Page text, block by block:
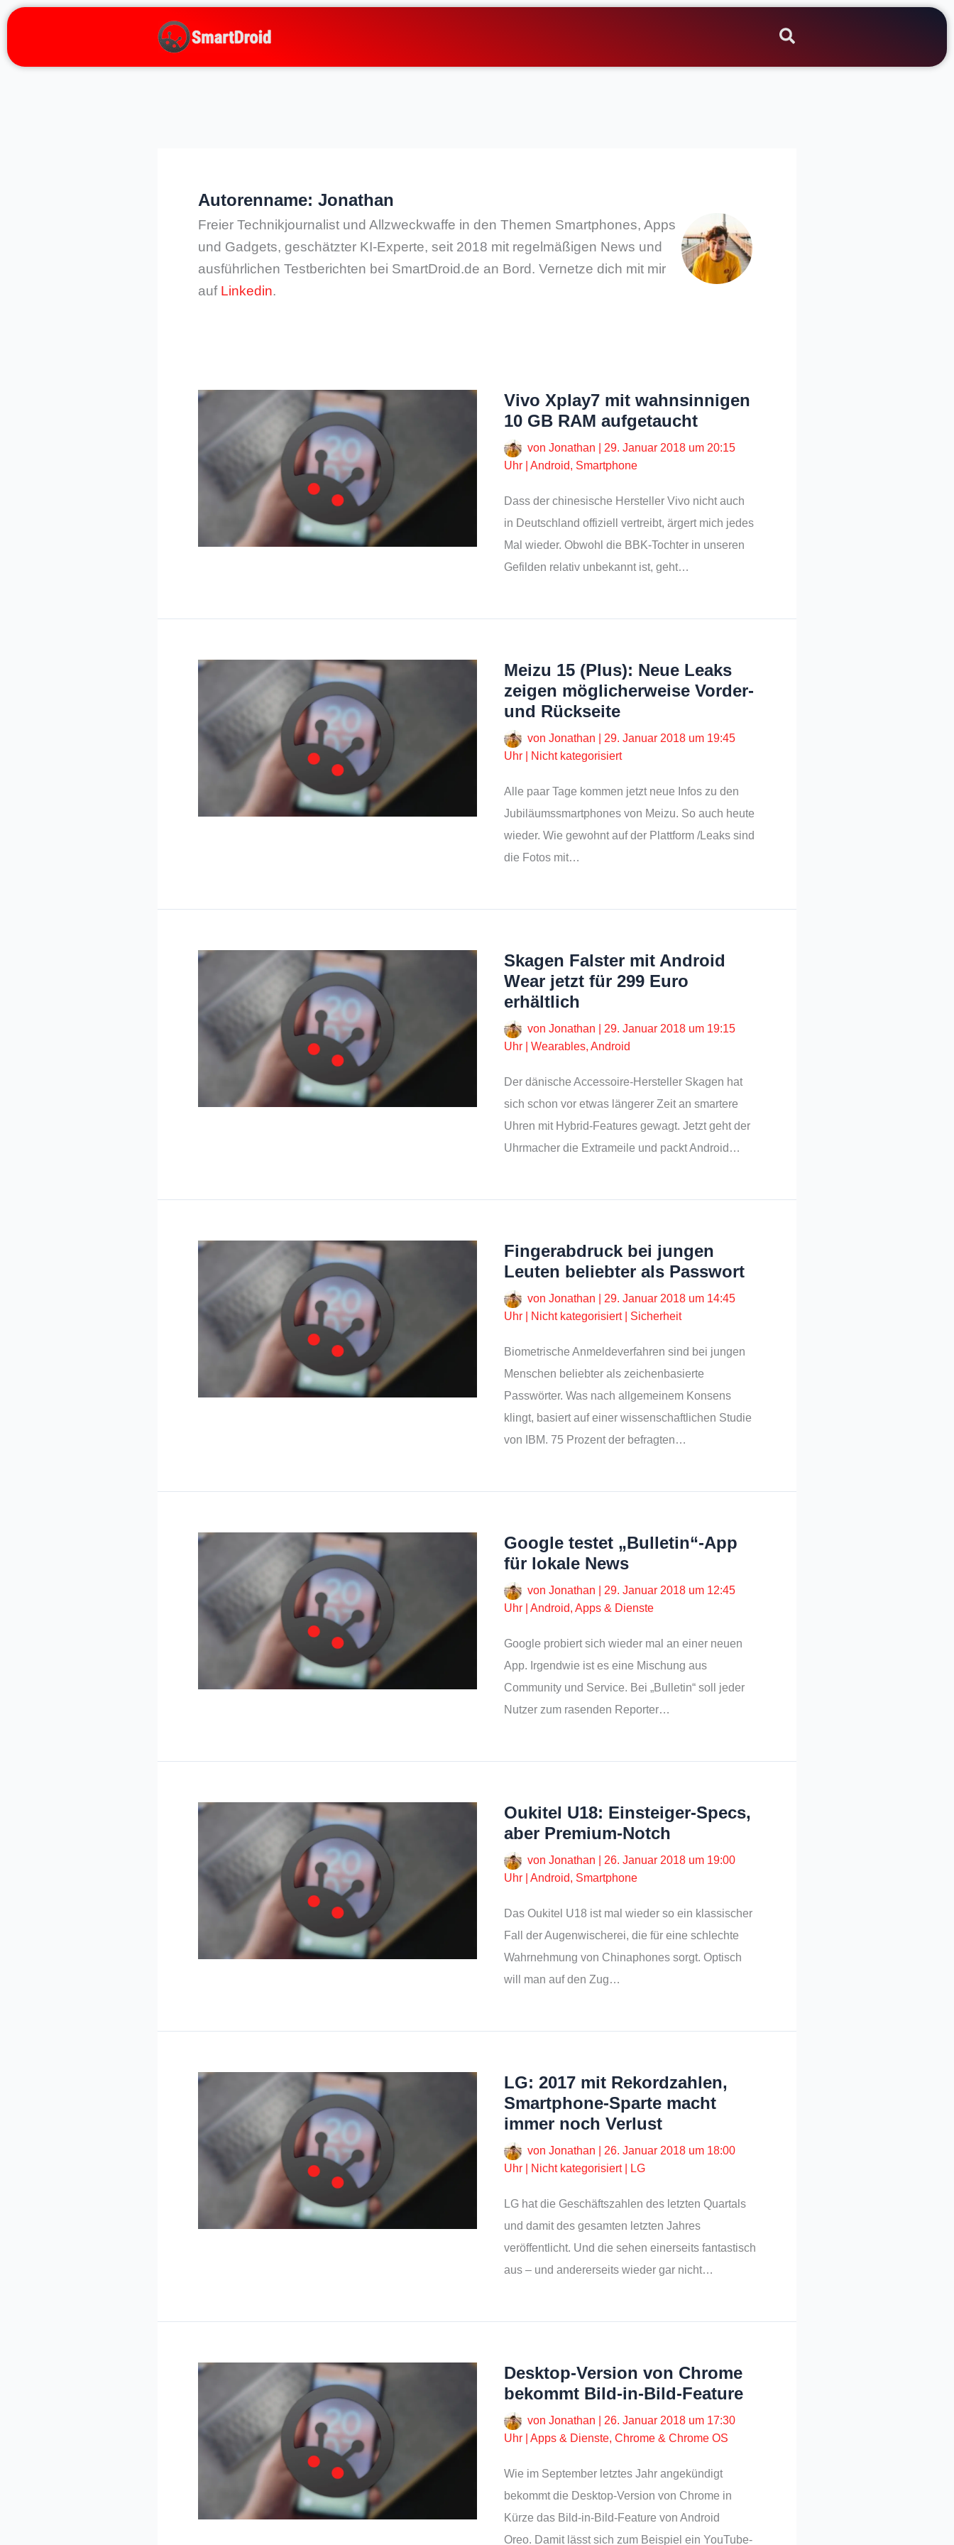
Zum
springen
Autorenname: Jonathan
Freier Technikjournalist und Allzweckwaffe in den Themen Smartphones, Apps
und Gadgets, geschätzter KI-Experte, seit 2018 mit regelmäßigen News und
ausführlichen Testberichten bei SmartDroid.de an Bord. Vernetze dich mit mir
auf Linkedin.
Vivo Xplay7 mit wahnsinnigen
10 GB RAM aufgetaucht
von Jonathan
29. Januar 2018 um 20:15
Uhr
Android, Smartphone
Dass der chinesische Hersteller Vivo nicht auch
in Deutschland offiziell vertreibt, ärgert mich jedes
Mal wieder. Obwohl die BBK-Tochter in unseren
Gefilden relativ unbekannt ist, geht…
Meizu 15 (Plus): Neue Leaks
zeigen möglicherweise Vorder-
und Rückseite
von Jonathan
29. Januar 2018 um 19:45
Uhr
Nicht kategorisiert
Alle paar Tage kommen jetzt neue Infos zu den
Jubiläumssmartphones von Meizu. So auch heute
wieder. Wie gewohnt auf der Plattform /Leaks sind
die Fotos mit…
Skagen Falster mit Android
Wear jetzt für 299 Euro
erhältlich
von Jonathan
29. Januar 2018 um 19:15
Uhr
Wearables, Android
Der dänische Accessoire-Hersteller Skagen hat
sich schon vor etwas längerer Zeit an smartere
Uhren mit Hybrid-Features gewagt. Jetzt geht der
Uhrmacher die Extrameile und packt Android…
Fingerabdruck bei jungen
Leuten beliebter als Passwort
von Jonathan
29. Januar 2018 um 14:45
Uhr
Nicht kategorisiert| Sicherheit
Biometrische Anmeldeverfahren sind bei jungen
Menschen beliebter als zeichenbasierte
Passwörter. Was nach allgemeinem Konsens
klingt, basiert auf einer wissenschaftlichen Studie
von IBM. 75 Prozent der befragten…
Google testet „Bulletin“-App
für lokale News
von Jonathan
29. Januar 2018 um 12:45
Uhr
Android, Apps & Dienste
Google probiert sich wieder mal an einer neuen
App. Irgendwie ist es eine Mischung aus
Community und Service. Bei „Bulletin“ soll jeder
Nutzer zum rasenden Reporter…
Oukitel U18: Einsteiger-Specs,
aber Premium-Notch
von Jonathan
26. Januar 2018 um 19:00
Uhr
Android, Smartphone
Das Oukitel U18 ist mal wieder so ein klassischer
Fall der Augenwischerei, die für eine schlechte
Wahrnehmung von Chinaphones sorgt. Optisch
will man auf den Zug…
LG: 2017 mit Rekordzahlen,
Smartphone-Sparte macht
immer noch Verlust
von Jonathan
26. Januar 2018 um 18:00
Uhr
Nicht kategorisiert| LG
LG hat die Geschäftszahlen des letzten Quartals
und damit des gesamten letzten Jahres
veröffentlicht. Und die sehen einerseits fantastisch
aus – und andererseits wieder gar nicht…
Desktop-Version von Chrome
bekommt Bild-in-Bild-Feature
von Jonathan
26. Januar 2018 um 17:30
Uhr
Apps & Dienste, Chrome & Chrome OS
Wie im September letztes Jahr angekündigt
bekommt die Desktop-Version von Chrome in
Kürze das Bild-in-Bild-Feature von Android
Oreo. Damit lässt sich zum Beispiel ein YouTube-